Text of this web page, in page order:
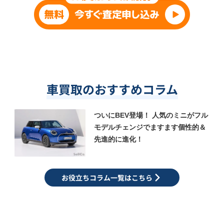
車買取のおすすめコラム
ついにBEV登場！ 人気のミニがフル
モデルチェンジでますます個性的＆
先進的に進化！
お役立ちコラム一覧はこちら